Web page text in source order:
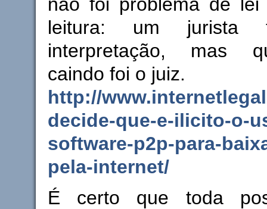
leitura: um jurista
interpretação, mas
caindo foi o juiz.
http://
decide-que-e-ilicito-o-
software-p2p-para-
pela-internet/
É certo que toda